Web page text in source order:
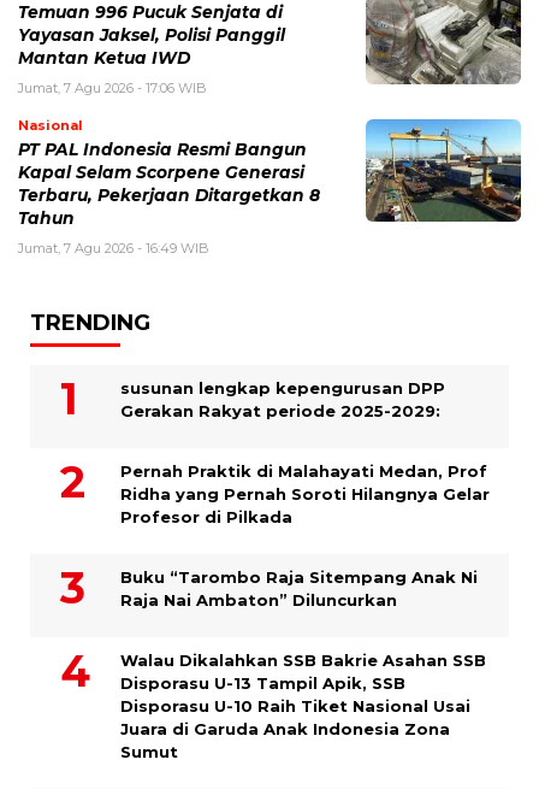
Temuan 996 Pucuk Senjata di
Yayasan Jaksel, Polisi Panggil
Mantan Ketua IWD
Jumat, 7 Agu 2026 - 17:06 WIB
Nasional
PT PAL Indonesia Resmi Bangun
Kapal Selam Scorpene Generasi
Terbaru, Pekerjaan Ditargetkan 8
Tahun
Jumat, 7 Agu 2026 - 16:49 WIB
TRENDING
susunan lengkap kepengurusan DPP
Gerakan Rakyat periode 2025-2029:
Pernah Praktik di Malahayati Medan, Prof
Ridha yang Pernah Soroti Hilangnya Gelar
Profesor di Pilkada
Buku “Tarombo Raja Sitempang Anak Ni
Raja Nai Ambaton” Diluncurkan
Walau Dikalahkan SSB Bakrie Asahan SSB
Disporasu U-13 Tampil Apik, SSB
Disporasu U-10 Raih Tiket Nasional Usai
Juara di Garuda Anak Indonesia Zona
Sumut